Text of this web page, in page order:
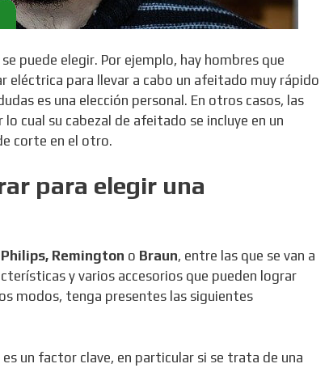
puede elegir. Por ejemplo, hay hombres que
eléctrica para llevar a cabo un afeitado muy rápido
es una elección personal. En otros casos, las
lo cual su cabezal de afeitado se incluye en un
corte en el otro.
para elegir una
Remington o Braun, entre las que se van a
y varios accesorios que pueden lograr
modos, tenga presentes las siguientes
un factor clave, en particular si se trata de una